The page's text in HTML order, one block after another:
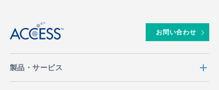
お問い合わせ
製品・サービス